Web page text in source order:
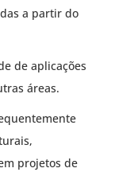
a partir do
de aplicações
áreas.
projetos de